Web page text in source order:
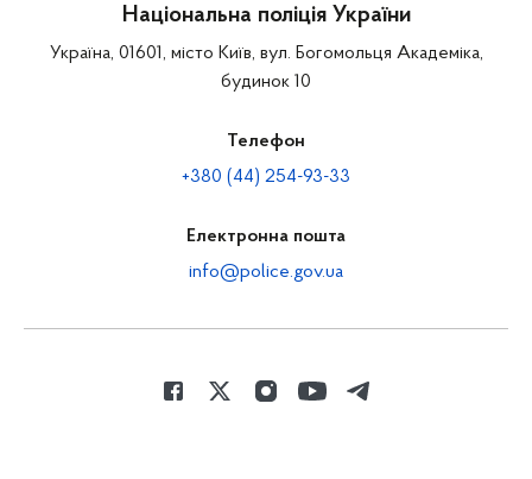
Національна поліція України
Україна, 01601, місто Київ, вул. Богомольця Академіка,
будинок 10
Телефон
+380 (44) 254-93-33
Електронна пошта
info@police.gov.ua